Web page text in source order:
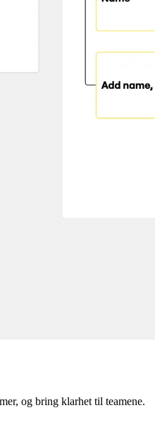
og bring klarhet til teamene.